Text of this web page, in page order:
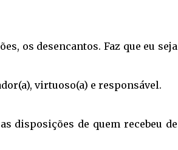
os desencantos.Faz que eu seja
virtuoso(a) e responsável.
disposições de quem recebeu de